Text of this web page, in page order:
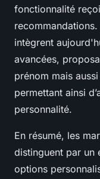
fonctionnalité
intègrent
avancées,
prénom mais
permettant ainsi
personnalité.
En résumé, les
distinguent par un
options